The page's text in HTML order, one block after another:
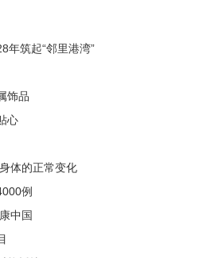
年筑起“邻里港湾”
饰品
心
体的正常变化
例
中国